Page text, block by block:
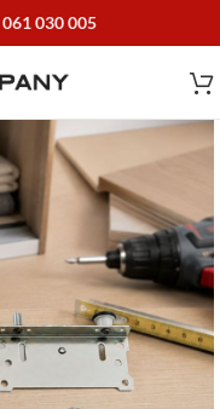
061 030 005